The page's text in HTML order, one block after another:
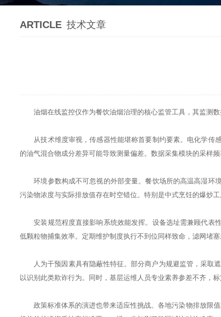
ARTICLE 技术文章
油烟在线监控仪作为餐饮油烟治理的核心监管工具，其监测数
从技术维度审视，传感器性能堪称首要制约要素。电化学传感
的油气混合物成分差异可能导致测量偏差。数据采集模块的采样
环境参数构成不可忽视的外部变量。餐饮场所的高温高湿环境
污染物浓度与实际排放值存在时空错位。特别是中式烹饪的爆炒
安装规范程度直接影响系统效能发挥。设备选址需兼顾代表性
低颗粒物捕集效率。定期维护制度执行不到位同样致命，滤网堵
人为干预因素具有隐蔽性特征。部分商户为规避监管，采取遮
以识别此类欺诈行为。同时，基层运维人员专业素养参差不齐，
政策标准体系的演进也带来适应性挑战。各地污染物排放限值